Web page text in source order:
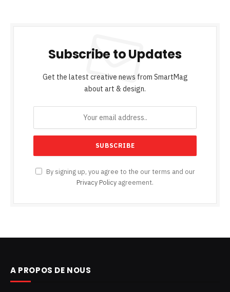
Subscribe to Updates
Get the latest creative news from SmartMag
about art & design.
By signing up, you agree to the our terms and our
Privacy Policy agreement.
A PROPOS DE NOUS